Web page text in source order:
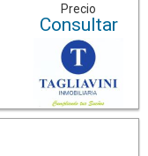
Precio
Consultar